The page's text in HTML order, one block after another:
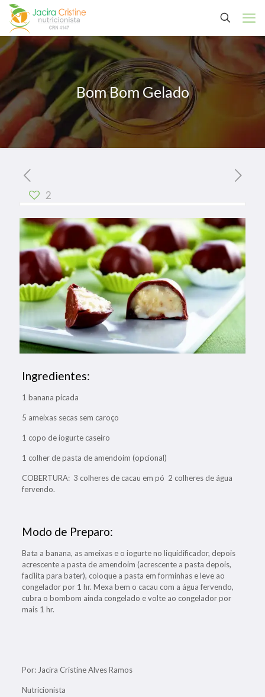
Bom Bom Gelado
2
Ingredientes:
1 banana picada
5 ameixas secas sem caroço
1 copo de iogurte caseiro
1 colher de pasta de amendoim (opcional)
COBERTURA: 3 colheres de cacau em pó 2 colheres de água
fervendo.
Modo de Preparo:
Bata a banana, as ameixas e o iogurte no liquidificador, depois
acrescente a pasta de amendoim (acrescente a pasta depois,
facilita para bater), coloque a pasta em forminhas e leve ao
congelador por 1 hr. Mexa bem o cacau com a água fervendo,
cubra o bombom ainda congelado e volte ao congelador por
mais 1 hr.
Por: Jacira Cristine Alves Ramos
Nutricionista